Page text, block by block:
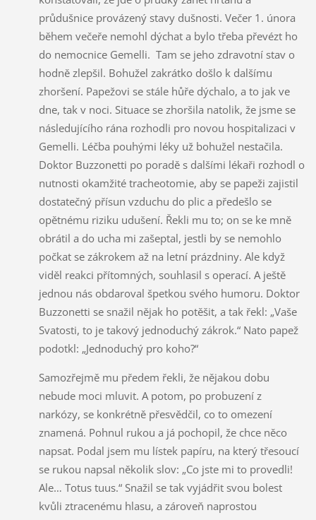
průdušnice provázený stavy dušnosti. Večer 1. února
během večeře nemohl dýchat a bylo třeba převézt ho
do nemocnice Gemelli. Tam se jeho zdravotní stav o
hodně zlepšil. Bohužel zakrátko došlo k dalšímu
zhoršení. Papežovi se stále hůře dýchalo, a to jak ve
dne, tak v noci. Situace se zhoršila natolik, že jsme se
následujícího rána rozhodli pro novou hospitalizaci v
Gemelli. Léčba pouhými léky už bohužel nestačila.
Doktor Buzzonetti po poradě s dalšími lékaři rozhodl o
nutnosti okamžité tracheotomie, aby se papeži zajistil
dostatečný přísun vzduchu do plic a předešlo se
opětnému riziku udušení. Řekli mu to; on se ke mně
obrátil a do ucha mi zašeptal, jestli by se nemohlo
počkat se zákrokem až na letní prázdniny. Ale když
viděl reakci přítomných, souhlasil s operací. A ještě
jednou nás obdaroval špetkou svého humoru. Doktor
Buzzonetti se snažil nějak ho potěšit, a tak řekl: „Vaše
Svatosti, to je takový jednoduchý zákrok.“ Nato papež
podotkl: „Jednoduchý pro koho?“
Samozřejmě mu předem řekli, že nějakou dobu
nebude moci mluvit. A potom, po probuzení z
narkózy, se konkrétně přesvědčil, co to omezení
znamená. Pohnul rukou a já pochopil, že chce něco
napsat. Podal jsem mu lístek papíru, na který třesoucí
se rukou napsal několik slov: „Co jste mi to provedli!
Ale… Totus tuus.“ Snažil se tak vyjádřit svou bolest
kvůli ztracenému hlasu, a zároveň naprostou